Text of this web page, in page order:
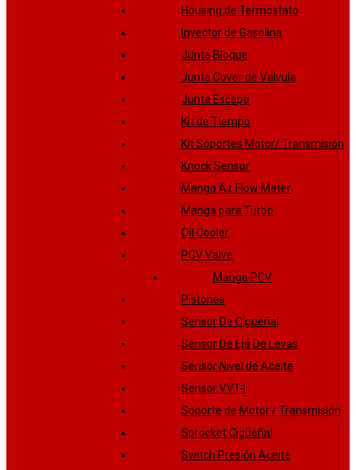
Housing de Termostato
Inyector de Gasolina
Junta Bloque
Junta Cover de Valvula
Junta Escape
Kit de Tiempo
Kit Soportes Motor/ Transmisión
Knock Sensor
Manga Air Flow Meter
Manga para Turbo
Oil Cooler
PCV Valve
Manga PCV
Pistones
Sensor De Cigüeñal
Sensor De Eje De Levas
Sensor Nivel de Aceite
Sensor VVT-I
Soporte de Motor / Transmisión
Sprocket Cigüeñal
Switch Presión Aceite